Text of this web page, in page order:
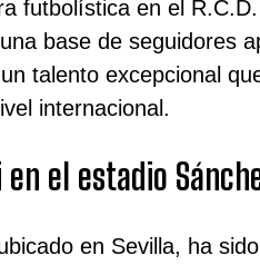
futbolística en el
base de seguidores
talento excepcional
internacional.
el estadio
en Sevilla, ha